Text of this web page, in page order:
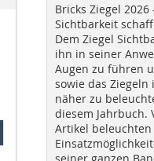
Bricks Ziegel 2026
Sichtbarkeit
Dem Ziegel
ihn in seiner
Augen zu führen
sowie das Ziegeln
näher zu
diesem Jahrbuch.
Artikel beleuchten
seiner ganzen